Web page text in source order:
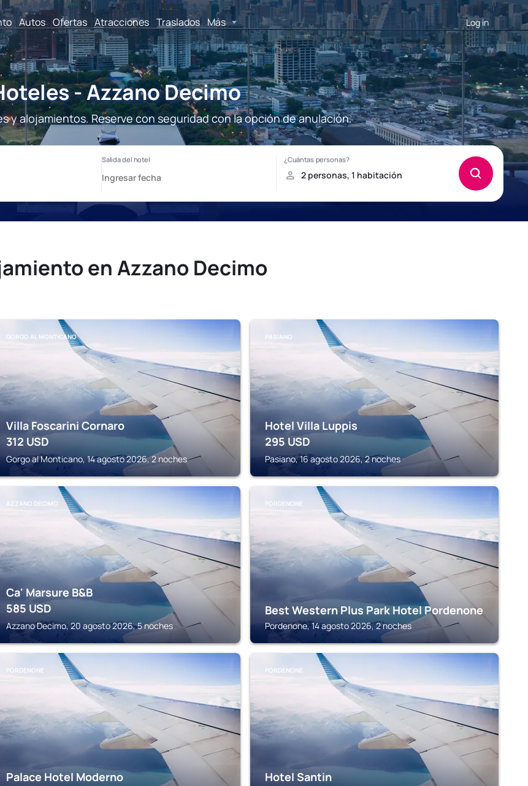
Autos Ofertas Atracciones Traslados Más Log in
- Azzano Decimo
y alojamientos. Reserve con seguridad con la opción de anulación.
en Azzano Decimo
GORGO AL MONTICANO
Villa Foscarini Cornaro
312 USD
Gorgo al Monticano, 14 agosto 2026, 2 noches
PASIANO
Hotel Villa Luppis
295 USD
Pasiano, 16 agosto 2026, 2 noches
AZZANO DECIMO
Ca' Marsure B&B
585 USD
Azzano Decimo, 20 agosto 2026, 5 noches
PORDENONE
Best Western Plus Park Hotel Pordenone
Pordenone, 14 agosto 2026, 2 noches
PORDENONE
Palace Hotel Moderno
PORDENONE
Hotel Santin